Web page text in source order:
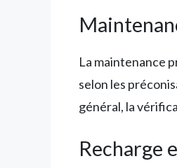
La maintenance
selon les
général, la
Recharge